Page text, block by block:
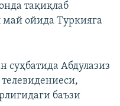
тақиқлаб
ойида Туркияга
суҳбатида Абдулазиз
баъзи